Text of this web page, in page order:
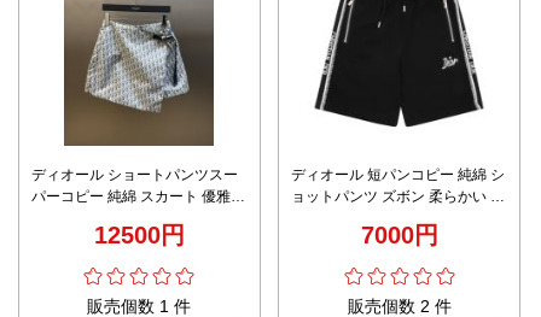
ディオール ショートパンツスー
パーコピー 純綿 スカート 優雅レ
12500円
販売個数 1 件
ディオール 短パンコピー 純綿 シ
ョットパンツ ズボン 柔らかい 運
7000円
販売個数 2 件